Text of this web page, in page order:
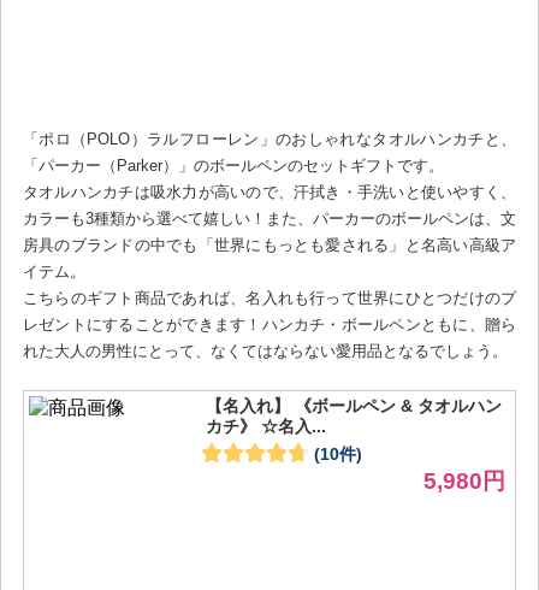
「ポロ（POLO）ラルフローレン」のおしゃれなタオルハンカチと、
「パーカー（Parker）」のボールペンのセットギフトです。
タオルハンカチは吸水力が高いので、汗拭き・手洗いと使いやすく、
カラーも3種類から選べて嬉しい！また、パーカーのボールペンは、文
房具のブランドの中でも「世界にもっとも愛される」と名高い高級ア
イテム。
こちらのギフト商品であれば、名入れも行って世界にひとつだけのプ
レゼントにすることができます！ハンカチ・ボールペンともに、贈ら
れた大人の男性にとって、なくてはならない愛用品となるでしょう。